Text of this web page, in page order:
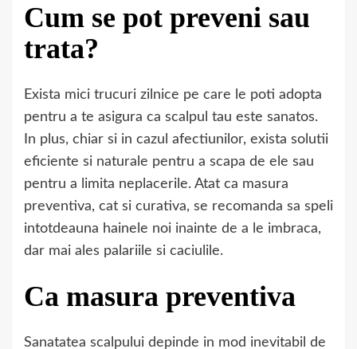
Cum se pot preveni sau
trata?
Exista mici trucuri zilnice pe care le poti adopta
pentru a te asigura ca scalpul tau este sanatos.
In plus, chiar si in cazul afectiunilor, exista solutii
eficiente si naturale pentru a scapa de ele sau
pentru a limita neplacerile. Atat ca masura
preventiva, cat si curativa, se recomanda sa speli
intotdeauna hainele noi inainte de a le imbraca,
dar mai ales palariile si caciulile.
Ca masura preventiva
Sanatatea scalpului depinde in mod inevitabil de